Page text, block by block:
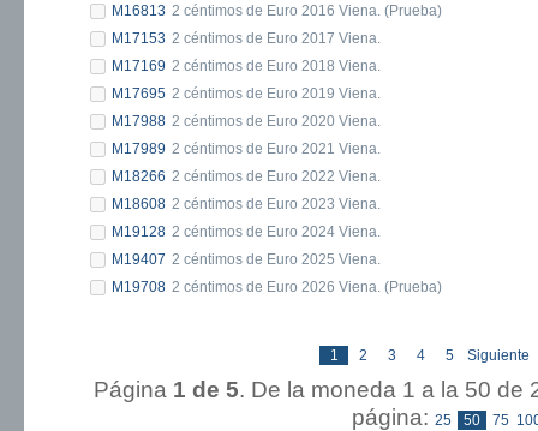
M16813 2 céntimos de Euro 2016 Viena. (Prueba)
M17153 2 céntimos de Euro 2017 Viena.
M17169 2 céntimos de Euro 2018 Viena.
M17695 2 céntimos de Euro 2019 Viena.
M17988 2 céntimos de Euro 2020 Viena.
M17989 2 céntimos de Euro 2021 Viena.
M18266 2 céntimos de Euro 2022 Viena.
M18608 2 céntimos de Euro 2023 Viena.
M19128 2 céntimos de Euro 2024 Viena.
M19407 2 céntimos de Euro 2025 Viena.
M19708 2 céntimos de Euro 2026 Viena. (Prueba)
1 2 3 4 5 Siguiente
Página 1 de 5. De la moneda 1 a la
página: 25 50 75